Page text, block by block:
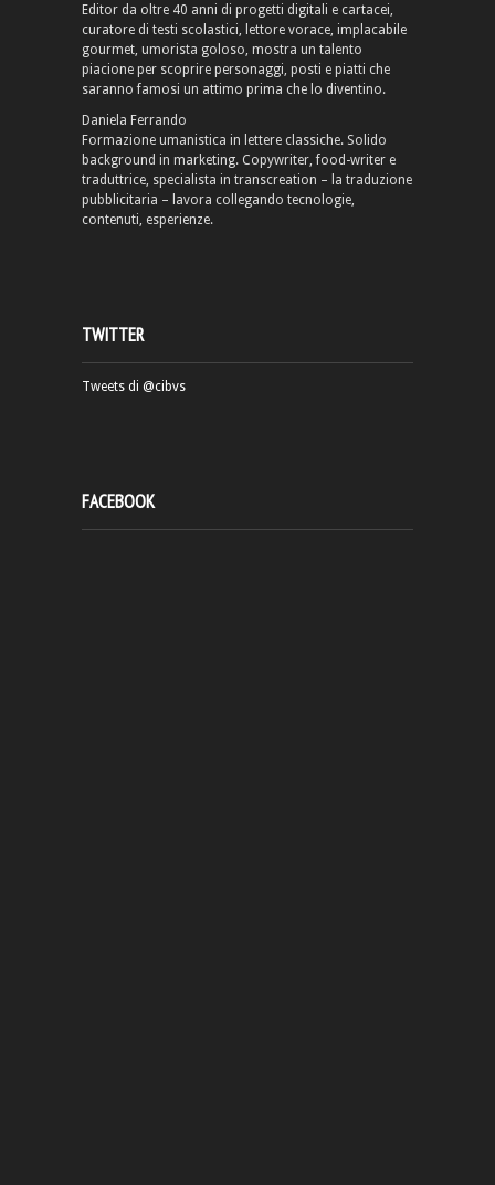
Editor da oltre 40 anni di progetti digitali e cartacei,
curatore di testi scolastici, lettore vorace, implacabile
gourmet, umorista goloso, mostra un talento
piacione per scoprire personaggi, posti e piatti che
saranno famosi un attimo prima che lo diventino.
Daniela Ferrando
Formazione umanistica in lettere classiche. Solido
background in marketing. Copywriter, food-writer e
traduttrice, specialista in transcreation – la traduzione
pubblicitaria – lavora collegando tecnologie,
contenuti, esperienze.
TWITTER
Tweets di @cibvs
FACEBOOK